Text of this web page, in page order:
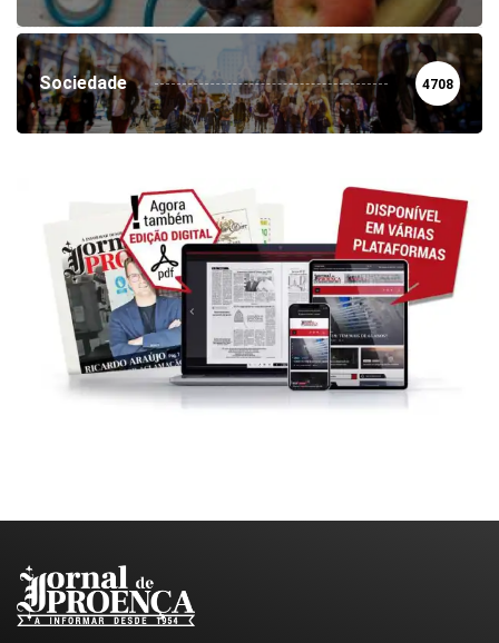
Sociedade 4708